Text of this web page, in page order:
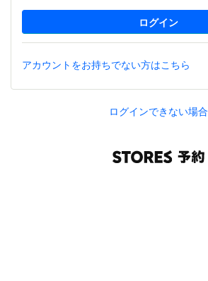
アカウントをお持ちでない方はこちら
ログインできない場合